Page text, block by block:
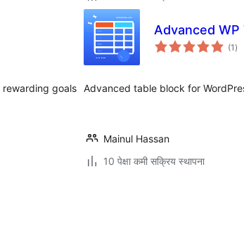
goals
Advanced WP
(1 एकूण
)
Advanced table block for
Mainul Hassan
10 पेक्षा कमी सक्रिय स्थापना